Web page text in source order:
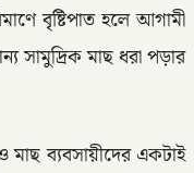
বৃষ্টিপাত হলে আগামী
সামুদ্রিক মাছ ধরা পড়ার
ব্যবসায়ীদের একটাই